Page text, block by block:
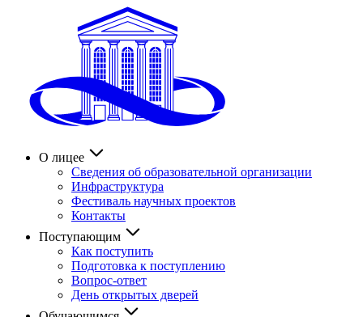
О лицее
Сведения об образовательной организации
Инфраструктура
Фестиваль научных проектов
Контакты
Поступающим
Как поступить
Подготовка к поступлению
Вопрос-ответ
День открытых дверей